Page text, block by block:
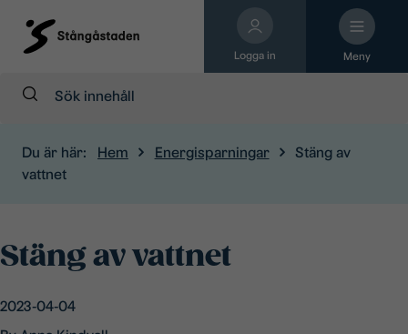
Logga in Meny
Sök:
Du är här: Hem Energisparningar
Stäng av
vattnet
Stäng av vattnet
2023-04-04